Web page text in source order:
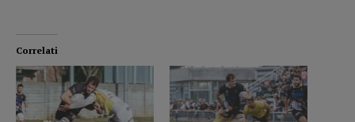
Correlati